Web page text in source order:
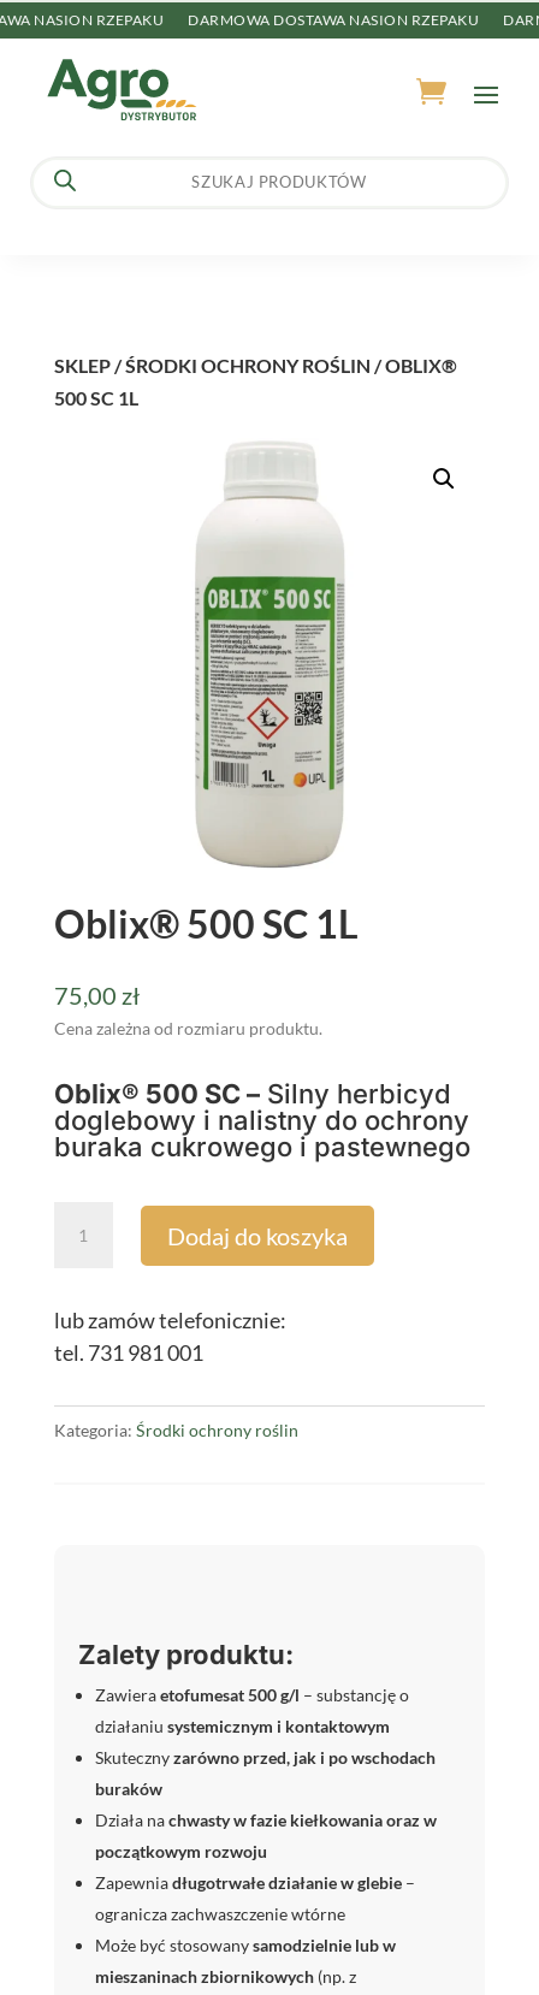
NASION RZEPAKU DARMOWA DOSTAWA NASION RZEPAKU
Wyszukiwarka
produktów
SKLEP/ŚRODKI OCHRONY ROŚLIN / OBLIX®
500 SC 1L
Oblix® 500 SC 1L
75,00 zł
Cena zależna od rozmiaru produktu.
Oblix® 500 SC –Silny herbicyd
doglebowy i nalistny do ochrony
buraka cukrowego i pastewnego
Oblix®
SC
1L
Dodaj do koszyka
lub zamów telefonicznie:
tel. 731 981 001
Kategoria: Środki ochrony roślin
Zalety produktu:
Zawieraetofumesat 500 g/l – substancję o
działaniu systemicznym i kontaktowym
Skutecznyzarówno przed, jak i po wschodach
buraków
Działa nachwasty w fazie kiełkowania oraz w
początkowym rozwoju
Zapewniadługotrwałe działanie w glebie–
ogranicza zachwaszczenie wtórne
Może być stosowanysamodzielnie lub w
mieszaninach zbiornikowych(np. z